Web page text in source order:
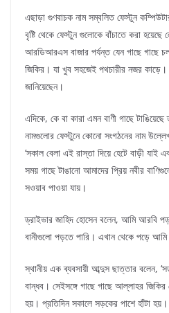
এছাড়া গুণবাচক নাম সম্বলিত ফেস্টুন
বৃষ্টি থেকে ফেস্টুন গুলোকে বাঁচাতে করা হয়েছে
আরডিআরএস বাজার পর্যন্ত যেন গাছে গাছে
জিকির। যা খুব সহজেই পথচারীর নজর কাড়ে।
জানিয়েছেন।
এদিকে, কে বা কারা এমন বাণী গাছে
নামগুলোর ফেস্টুনে কোনো সংগঠনের নাম
‘সকাল বেলা এই রাস্তা দিয়ে হেটে বাড়ী
সময় গাছে টাঙানো আমাদের প্রিয় নবীর
সওয়াব পাওয়া যায়।
ড্রাইভার জাহিদ হোসেন বলেন, আমি আরবি
বানীগুলো পড়তে পারি। এখান থেকে পড়ে
স্থানীয় এক ব্যবসায়ী আব্দুস ছাত্তার বলেন,
বান্ধব। সেইসঙ্গে গাছে গাছে আল্লাহর
হয়। প্রতিদিন সকালে সড়কের পাশে হাঁটা